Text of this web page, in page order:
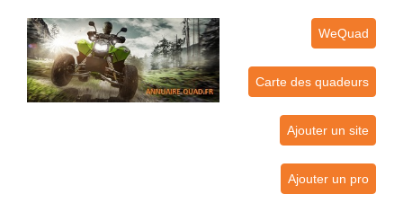
WeQuad
Carte des quadeurs
Ajouter un site
Ajouter un pro